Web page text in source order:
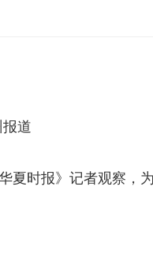
道
夏时报》记者观察，